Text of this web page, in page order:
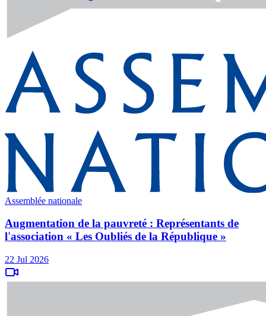
Assemblée nationale
Augmentation de la pauvreté : Représentants de
l'association « Les Oubliés de la République »
22 Jul 2026